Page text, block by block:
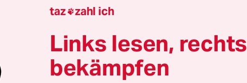
nicht leicht, mit der Unsicherheit umzugehen“,
erfolgreiche Blockspieler die U18-
der Junioren gewonnen, 2018 wurde er
taz zahl ich
Links lesen, rechts
bekämpfen